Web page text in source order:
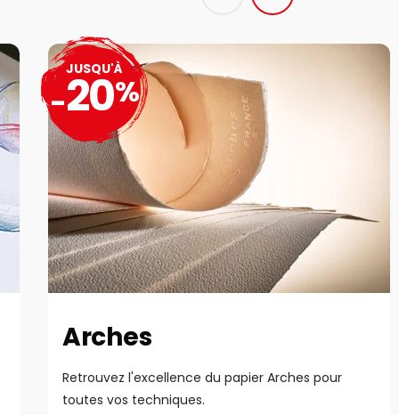
Arches
Retrouvez l'excellence du papier Arches pour
toutes vos techniques.
JUSQU'À
-20%